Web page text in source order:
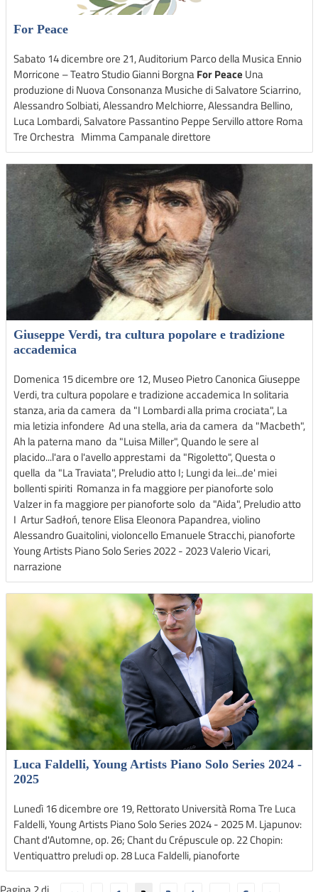
For Peace
Sabato 14 dicembre ore 21, Auditorium Parco della Musica Ennio
Morricone – Teatro Studio Gianni BorgnaFor Peace Una
produzione di Nuova Consonanza Musiche di Salvatore Sciarrino,
Alessandro Solbiati, Alessandro Melchiorre, Alessandra Bellino,
Luca Lombardi, Salvatore Passantino Peppe Servillo attore Roma
Tre Orchestra Mimma Campanale direttore
Giuseppe Verdi, tra cultura popolare e tradizione
accademica
Domenica 15 dicembre ore 12, Museo Pietro Canonica Giuseppe
Verdi, tra cultura popolare e tradizione accademica In solitaria
stanza, aria da camera da "I Lombardi alla prima crociata", La
mia letizia infondere Ad una stella, aria da camera da "Macbeth",
Ah la paterna mano da "Luisa Miller", Quando le sere al
placido...l'ara o l'avello apprestami da "Rigoletto", Questa o
quella da "La Traviata", Preludio atto I; Lungi da lei...de' miei
bollenti spiriti Romanza in fa maggiore per pianoforte solo
Valzer in fa maggiore per pianoforte solo da "Aida", Preludio atto
I Artur Sadłoń, tenore Elisa Eleonora Papandrea, violino
Alessandro Guaitolini, violoncello Emanuele Stracchi, pianoforte
Young Artists Piano Solo Series 2022 - 2023 Valerio Vicari,
narrazione
Luca Faldelli, Young Artists Piano Solo Series 2024 -
2025
Lunedì 16 dicembre ore 19, Rettorato Università Roma Tre Luca
Faldelli, Young Artists Piano Solo Series 2024 - 2025 M. Ljapunov:
Chant d'Automne, op. 26; Chant du Crépuscule op. 22 Chopin:
Ventiquattro preludi op. 28 Luca Faldelli, pianoforte